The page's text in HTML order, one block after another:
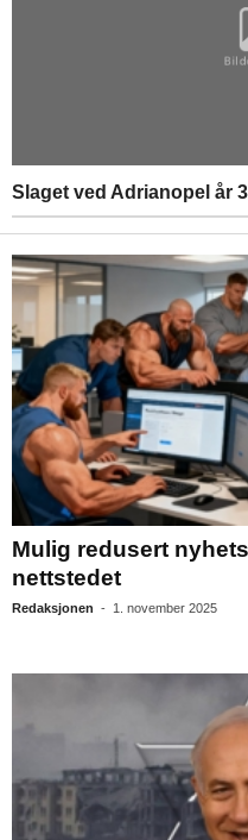
Slaget ved Adrianopel år
Mulig redusert
nettstedet
Redaksjonen - 1. november 2025